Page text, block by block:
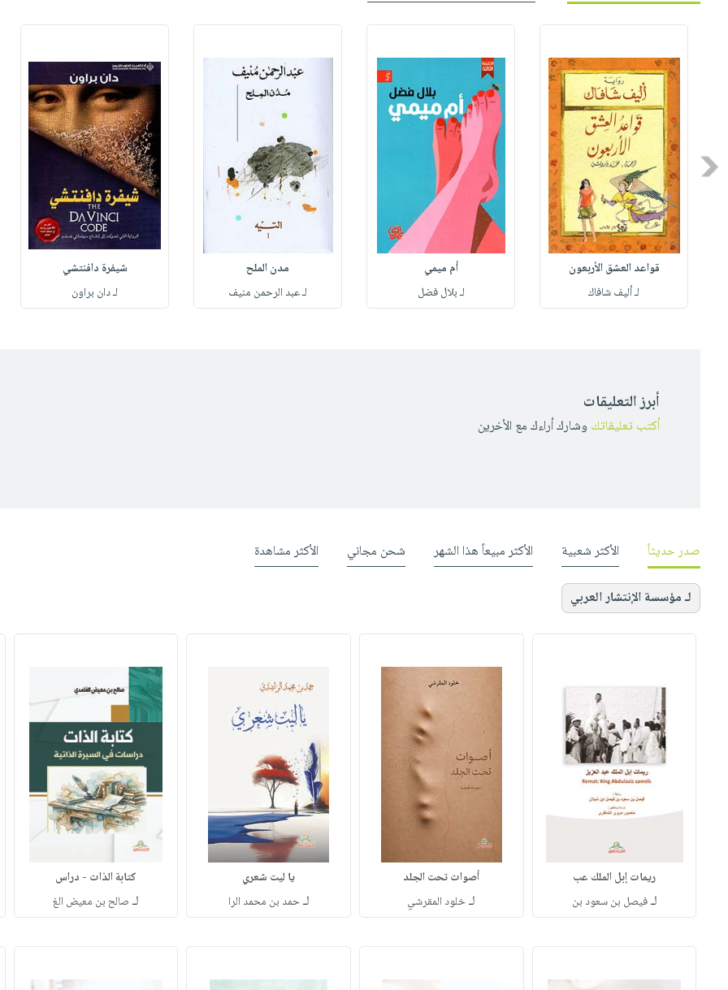
Previous
قواعد العشق الأربعون
لـ أليف شافاك
أم ميمي
لـ بلال فضل
مدن الملح
لـ عبد الرحمن منيف
شيفرة دافنتشي
لـ دان براون
أبرز التعليقات
أكتب تعليقاتك وشارك أراءك مع الأخرين
صدر حديثاً الأكثر شعبية الأكثر مبيعاً هذا الشهر شحن مجاني الأكثر مشاهدة
لـ مؤسسة الإنتشار العربي
ريمات إبل الملك عب
لـفيصل بن سعود بن
أصوات تحت الجلد
لـخلود المقرشي
يا ليت شعري
لـحمد بن محمد الرا
كتابة الذات - دراس
لـ صالح بن معيض الغ